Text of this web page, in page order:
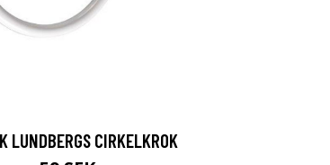
LUNDBERGS CIRKELKROK